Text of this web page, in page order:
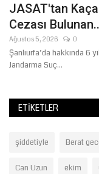
JASAT'tan
Cezası
Ağustos 5, 2026 0
Şanlıurfa’da hakkında 6
Jandarma Suç...
ETIKETLER
şiddetiyle Berat
Can Uzun ekim